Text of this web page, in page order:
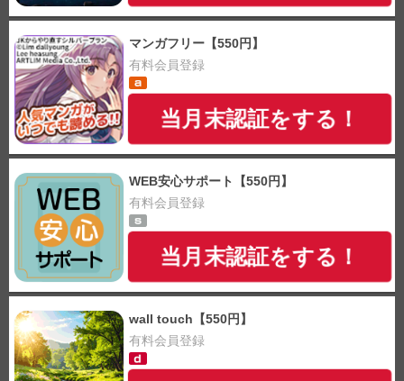
マンガフリー【550円】
有料会員登録
当月末認証をする！
WEB安心サポート【550円】
有料会員登録
当月末認証をする！
wall touch【550円】
有料会員登録